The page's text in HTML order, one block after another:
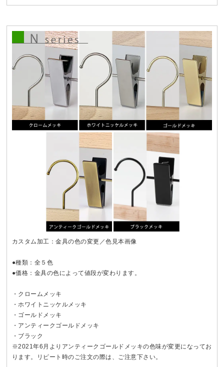
カスタム加工：金具の色の変更／色見本画像
●種類：全５色
●価格：金具の色によって値段が変わります。
・クロームメッキ
・ホワイトニッケルメッキ
・ゴールドメッキ
・アンティークゴールドメッキ
・ブラック
※2021年6月よりアンティークゴールドメッキの色味が変更になってお
ります。リピート時のご注文の際は、ご注意下さい。